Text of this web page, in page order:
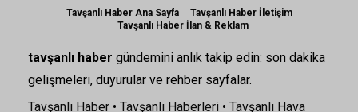
Tavşanlı Haber Ana Sayfa
Tavşanlı Haber İletişim
Tavşanlı Haber İlan & Reklam
tavşanlı haber gündemini anlık takip edin: son dakika
gelişmeleri, duyurular ve rehber sayfalar.
Tavşanlı Haber • Tavşanlı Haberleri • Tavşanlı Hava